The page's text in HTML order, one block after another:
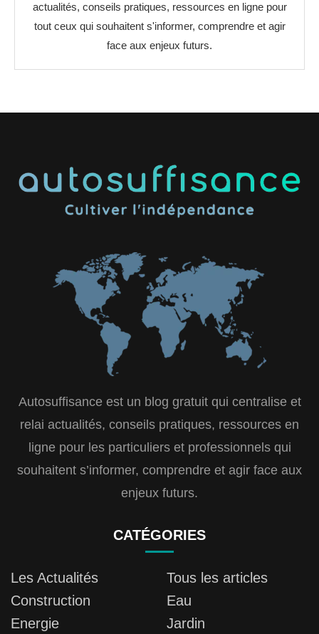
actualités, conseils pratiques, ressources en ligne pour
tout ceux qui souhaitent s'informer, comprendre et agir
face aux enjeux futurs.
Autosuffisance est un blog gratuit qui centralise et
relai actualités, conseils pratiques, ressources en
ligne pour les particuliers et professionnels qui
souhaitent s’informer, comprendre et agir face aux
enjeux futurs.
CATÉGORIES
Les Actualités
Tous les articles
Construction
Eau
Energie
Jardin